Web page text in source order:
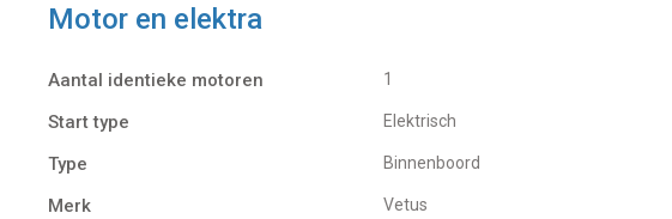
Motor en elektra
Aantal identieke motoren 1
Start type Elektrisch
Type Binnenboord
Merk Vetus